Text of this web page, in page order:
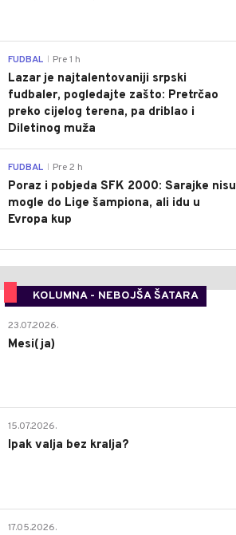
FUDBAL Pre 1 h
Lazar je najtalentovaniji srpski
fudbaler, pogledajte zašto: Pretrčao
preko cijelog terena, pa driblao i
Diletinog muža
FUDBAL Pre 2 h
Poraz i pobjeda SFK 2000: Sarajke nisu
mogle do Lige šampiona, ali idu u
Evropa kup
KOLUMNA - NEBOJŠA ŠATARA
23.07.2026.
Mesi(ja)
15.07.2026.
Ipak valja bez kralja?
17.05.2026.